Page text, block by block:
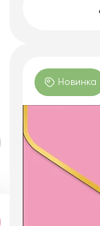
Новинка